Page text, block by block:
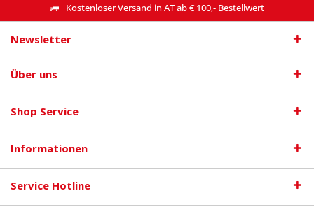
Kostenloser Versand in AT ab € 100,- Bestellwert
Newsletter
Über uns
Shop Service
Informationen
Service Hotline